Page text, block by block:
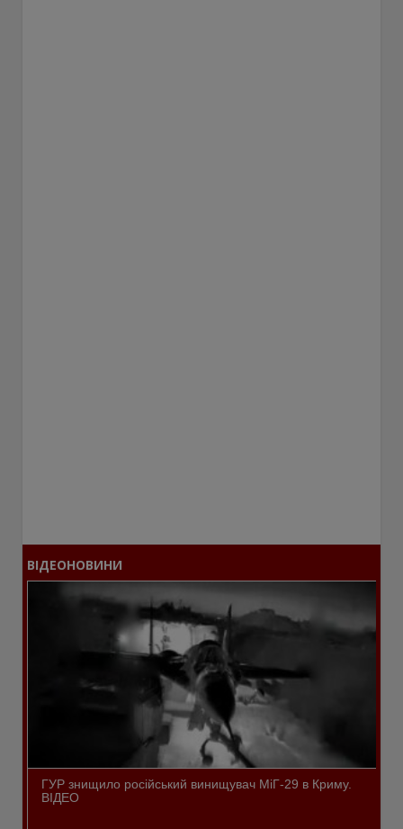
ВІДЕОНОВИНИ
ГУР знищило російський винищувач МіГ-29 в Криму.
ВІДЕО